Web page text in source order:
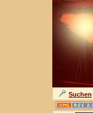
Suchen